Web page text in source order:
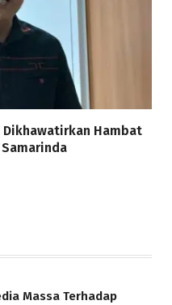
Dikhawatirkan Hambat
Massa Terhadap